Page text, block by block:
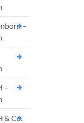
–
–
& Co.